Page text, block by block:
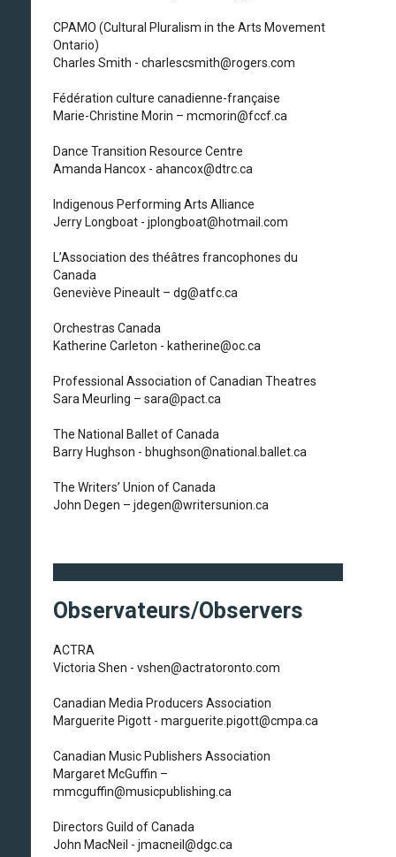
CPAMO (Cultural Pluralism in the Arts Movement
Ontario)
Charles Smith - charlescsmith@rogers.com
Fédération culture canadienne-française
Marie-Christine Morin – mcmorin@fccf.ca
Dance Transition Resource Centre
Amanda Hancox - ahancox@dtrc.ca
Indigenous Performing Arts Alliance
Jerry Longboat - jplongboat@hotmail.com
L’Association des théâtres francophones du
Canada
Geneviève Pineault – dg@atfc.ca
Orchestras Canada
Katherine Carleton - katherine@oc.ca
Professional Association of Canadian Theatres
Sara Meurling – sara@pact.ca
The National Ballet of Canada
Barry Hughson - bhughson@national.ballet.ca
The Writers’ Union of Canada
John Degen – jdegen@writersunion.ca
Observateurs/Observers
ACTRA
Victoria Shen - vshen@actratoronto.com
Canadian Media Producers Association
Marguerite Pigott - marguerite.pigott@cmpa.ca
Canadian Music Publishers Association
Margaret McGuffin –
mmcguffin@musicpublishing.ca
Directors Guild of Canada
John MacNeil - jmacneil@dgc.ca